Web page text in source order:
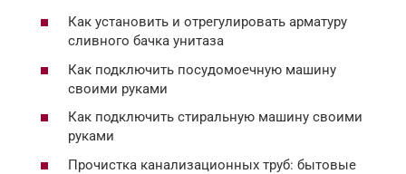
Как установить и отрегулировать арматуру
сливного бачка унитаза
Как подключить посудомоечную машину
своими руками
Как подключить стиральную машину своими
руками
Прочистка канализационных труб: бытовые